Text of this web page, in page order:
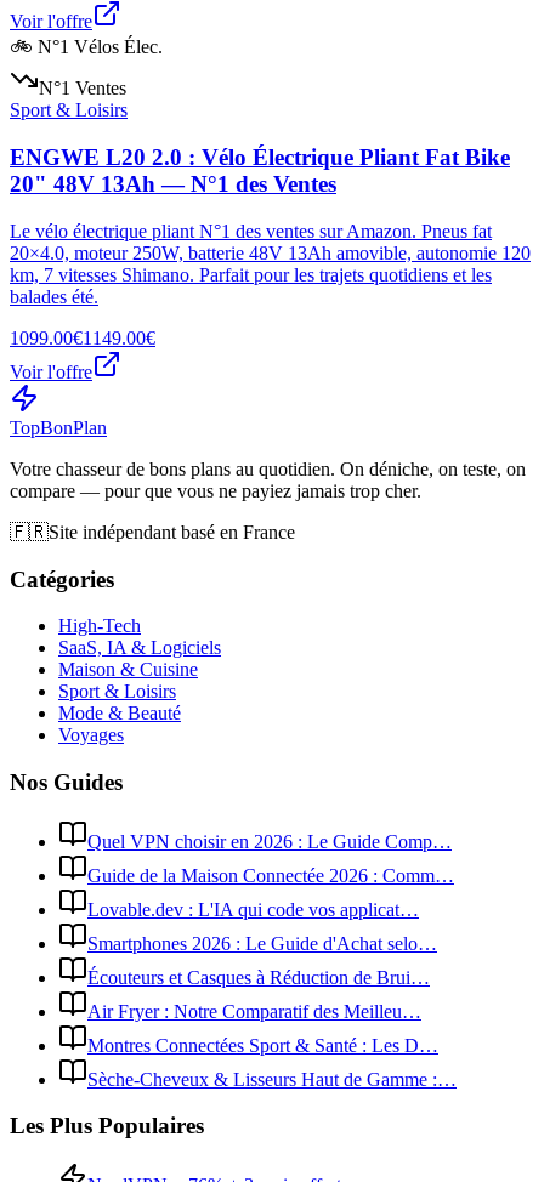
Voir l'offre
🚲 N°1 Vélos Élec.
N°1 Ventes
Sport & Loisirs
ENGWE L20 2.0 : Vélo Électrique Pliant Fat Bike
20" 48V 13Ah — N°1 des Ventes
Le vélo électrique pliant N°1 des ventes sur Amazon. Pneus fat
20×4.0, moteur 250W, batterie 48V 13Ah amovible, autonomie 120
km, 7 vitesses Shimano. Parfait pour les trajets quotidiens et les
balades été.
1099.00€1149.00€
Voir l'offre
TopBonPlan
Votre chasseur de bons plans au quotidien. On déniche, on teste, on
compare — pour que vous ne payiez jamais trop cher.
🇫🇷Site indépendant basé en France
Catégories
High-Tech
SaaS, IA & Logiciels
Maison & Cuisine
Sport & Loisirs
Mode & Beauté
Voyages
Nos Guides
Quel VPN choisir en 2026 : Le Guide Comp…
Guide de la Maison Connectée 2026 : Comm…
Lovable.dev : L'IA qui code vos applicat…
Smartphones 2026 : Le Guide d'Achat selo…
Écouteurs et Casques à Réduction de Brui…
Air Fryer : Notre Comparatif des Meilleu…
Montres Connectées Sport & Santé : Les D…
Sèche-Cheveux & Lisseurs Haut de Gamme :…
Les Plus Populaires